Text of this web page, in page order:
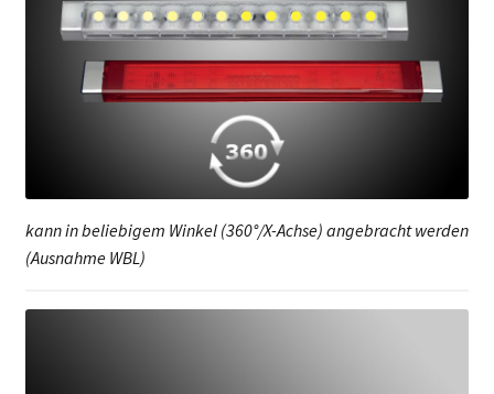
kann in beliebigem Winkel (360°/X-Achse) angebracht werden
(Ausnahme WBL)